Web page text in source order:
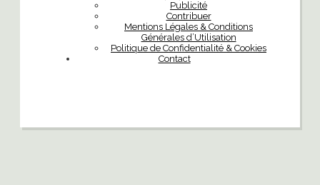
Publicité
Contribuer
Mentions Légales & Conditions
Générales d’Utilisation
Politique de Confidentialité & Cookies
Contact